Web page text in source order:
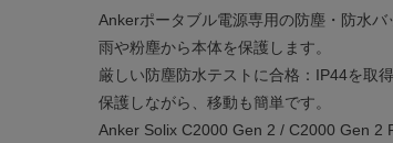
Ankerポータブル電源専用の防塵・防水バ
雨や粉塵から本体を保護します。
厳しい防塵防水テストに合格：IP44を取得
保護しながら、移動も簡単です。
Anker Solix C2000 Gen 2 / C2000 Gen 2